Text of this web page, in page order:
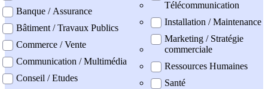
Banque / Assurance
Bâtiment / Travaux Publics
Commerce / Vente
Communication / Multimédia
Conseil / Etudes
Télécommunication
Installation / Maintenance
Marketing / Stratégie
commerciale
Ressources Humaines
Santé